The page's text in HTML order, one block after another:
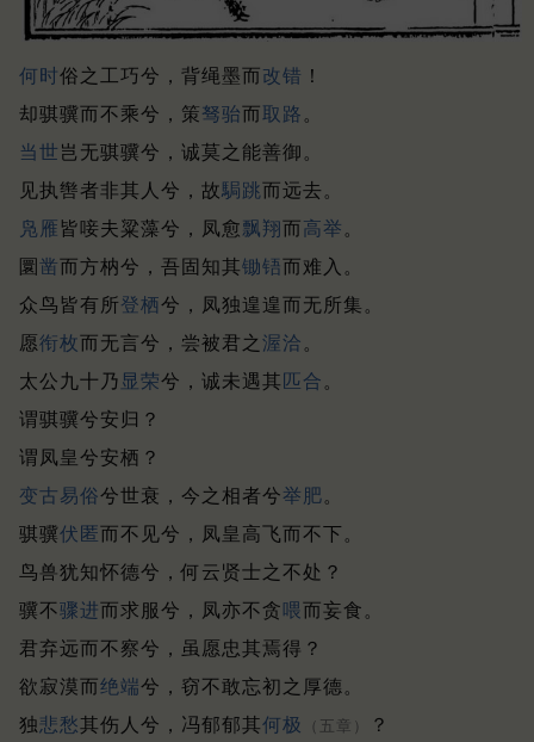
何时俗之工巧兮，背绳墨而改错 ！
却骐骥而不乘兮，策驽骀而取路 。
当世 岂无骐骥兮，诚莫之能善御。
见执辔者非其人兮，故駶跳而远去。
凫雁 皆唼夫粱藻兮，凤愈飘翔而高举 。
圜 凿而方枘兮，吾固知其锄铻而难入。
众鸟皆有所登栖兮，凤独遑遑而无所集。
愿衔枚而无言兮，尝被君之 渥洽 。
太公九十乃 显荣兮，诚未遇其 匹合 。
谓骐骥兮安归？
谓凤皇兮安栖？
变古易俗兮世衰，今之相者兮举肥。
骐骥伏匿而不见兮，凤皇高飞而不下。
鸟兽犹知怀德兮，何云贤士之不处？
骥不骤进而求服兮，凤亦不贪 喂而妄食。
君弃远而不察兮，虽愿忠其焉得？
欲寂漠而绝端兮，窃不敢忘初之厚德。
独悲愁其伤人兮，冯郁郁其何极 （五章） ？